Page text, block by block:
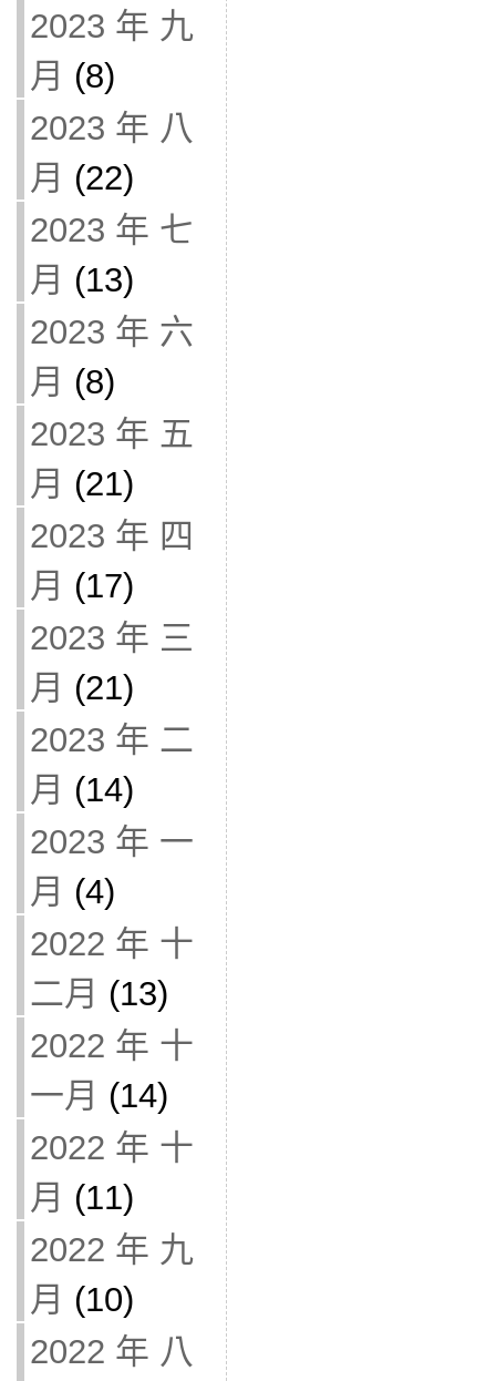
2023 年 九
月 (8)
2023 年 八
月 (22)
2023 年 七
月 (13)
2023 年 六
月 (8)
2023 年 五
月 (21)
2023 年 四
月 (17)
2023 年 三
月 (21)
2023 年 二
月 (14)
2023 年 一
月 (4)
2022 年 十
二月 (13)
2022 年 十
一月 (14)
2022 年 十
月 (11)
2022 年 九
月 (10)
2022 年 八